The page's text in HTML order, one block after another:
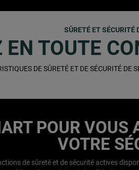
SÛRETÉ ET SÉCURITÉ
EN TOUTE
DE SÛRETÉ ET DE SÉCURITÉ DE
POUR VOUS
VOTRE
de sûreté et de sécurité actives